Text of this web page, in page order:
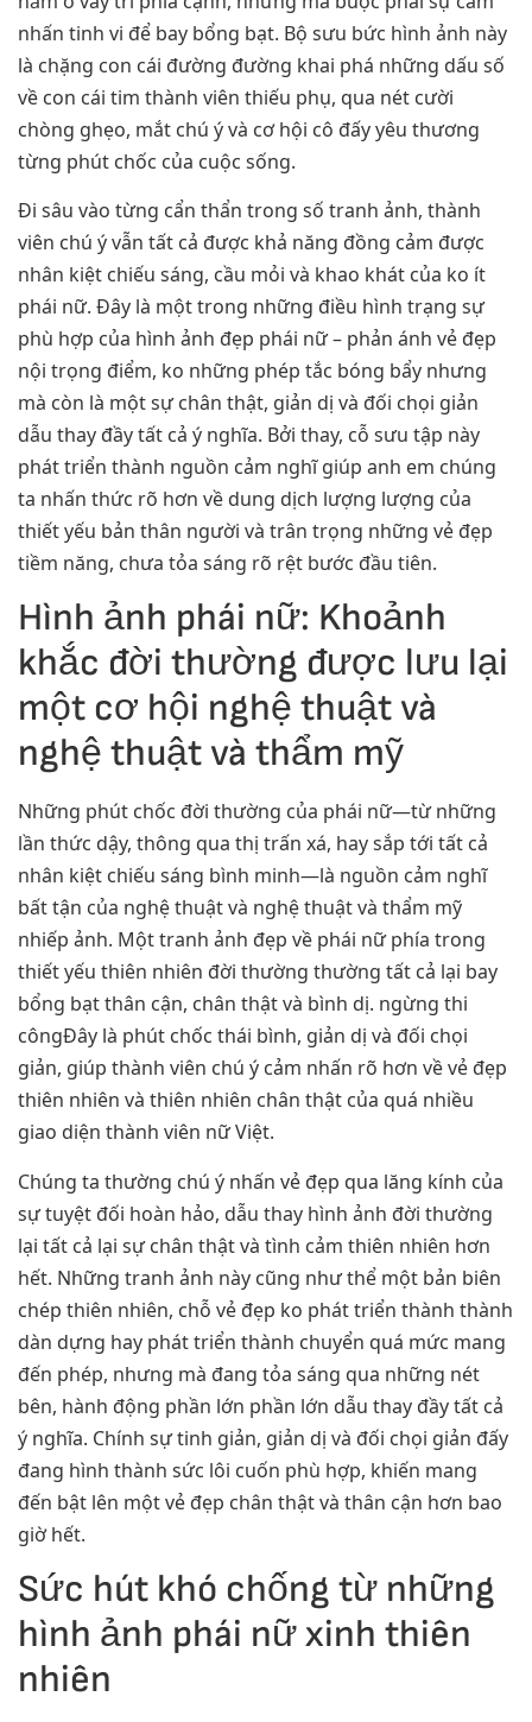
nhấn tinh vi để bay bổng bạt. Bộ sưu bức hình ảnh này
là chặng con cái đường đường khai phá những dấu số
về con cái tim thành viên thiếu phụ, qua nét cười
chòng ghẹo, mắt chú ý và cơ hội cô đấy yêu thương
từng phút chốc của cuộc sống.
Đi sâu vào từng cẩn thẩn trong số tranh ảnh, thành
viên chú ý vẫn tất cả được khả năng đồng cảm được
nhân kiệt chiếu sáng, cầu mỏi và khao khát của ko ít
phái nữ. Đây là một trong những điều hình trạng sự
phù hợp của hình ảnh đẹp phái nữ – phản ánh vẻ đẹp
nội trọng điểm, ko những phép tắc bóng bẩy nhưng
mà còn là một sự chân thật, giản dị và đối chọi giản
dẫu thay đầy tất cả ý nghĩa. Bởi thay, cỗ sưu tập này
phát triển thành nguồn cảm nghĩ giúp anh em chúng
ta nhấn thức rõ hơn về dung dịch lượng lượng của
thiết yếu bản thân người và trân trọng những vẻ đẹp
tiềm năng, chưa tỏa sáng rõ rệt bước đầu tiên.
Hình ảnh phái nữ: Khoảnh
khắc đời thường được lưu lại
một cơ hội nghệ thuật và
nghệ thuật và thẩm mỹ
Những phút chốc đời thường của phái nữ—từ những
lần thức dậy, thông qua thị trấn xá, hay sắp tới tất cả
nhân kiệt chiếu sáng bình minh—là nguồn cảm nghĩ
bất tận của nghệ thuật và nghệ thuật và thẩm mỹ
nhiếp ảnh. Một tranh ảnh đẹp về phái nữ phía trong
thiết yếu thiên nhiên đời thường thường tất cả lại bay
bổng bạt thân cận, chân thật và bình dị. ngừng thi
côngĐây là phút chốc thái bình, giản dị và đối chọi
giản, giúp thành viên chú ý cảm nhấn rõ hơn về vẻ đẹp
thiên nhiên và thiên nhiên chân thật của quá nhiều
giao diện thành viên nữ Việt.
Chúng ta thường chú ý nhấn vẻ đẹp qua lăng kính của
sự tuyệt đối hoàn hảo, dẫu thay hình ảnh đời thường
lại tất cả lại sự chân thật và tình cảm thiên nhiên hơn
hết. Những tranh ảnh này cũng như thể một bản biên
chép thiên nhiên, chỗ vẻ đẹp ko phát triển thành thành
dàn dựng hay phát triển thành chuyển quá mức mang
đến phép, nhưng mà đang tỏa sáng qua những nét
bên, hành động phần lớn phần lớn dẫu thay đầy tất cả
ý nghĩa. Chính sự tinh giản, giản dị và đối chọi giản đấy
đang hình thành sức lôi cuốn phù hợp, khiến mang
đến bật lên một vẻ đẹp chân thật và thân cận hơn bao
giờ hết.
Sức hút khó chống từ những
hình ảnh phái nữ xinh thiên
nhiên